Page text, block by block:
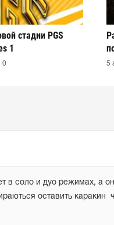
стадии PGS
1
0 5
в соло и дуо режимах, а
оставить каракин